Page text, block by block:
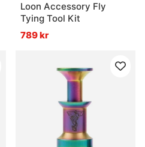
Loon Accessory Fly
Tying Tool Kit
789 kr